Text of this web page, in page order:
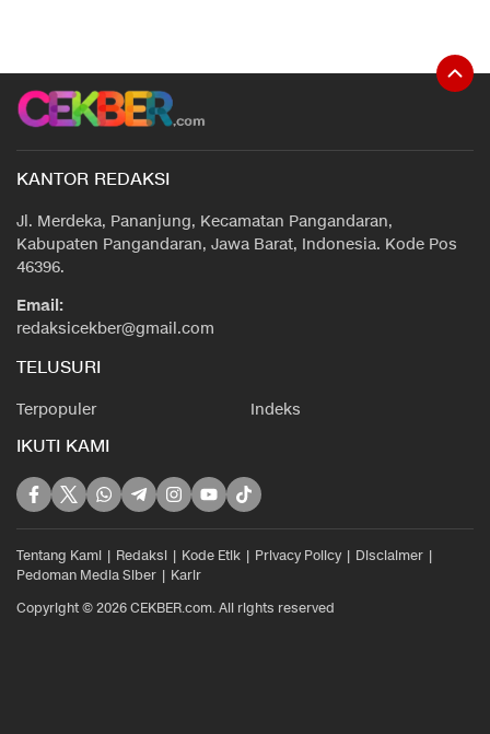
KANTOR REDAKSI
Jl. Merdeka, Pananjung, Kecamatan Pangandaran,
Kabupaten Pangandaran, Jawa Barat, Indonesia. Kode Pos
46396.
Email:
redaksicekber@gmail.com
TELUSURI
Terpopuler Indeks
IKUTI KAMI
Tentang Kami Redaksi Kode Etik Privacy Policy
Disclaimer
Pedoman Media Siber
Karir
Copyright © 2026 CEKBER.com. All rights reserved